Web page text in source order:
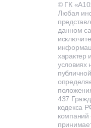
© ГК
Любая
данном
характер
условиях
437
кодекса